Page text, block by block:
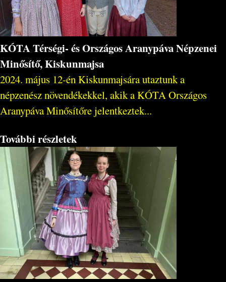
KÓTA Térségi- és Országos Aranypáva Népzenei
Minősítő, Kiskunmajsa
2024. május 12-én Kiskunmajsára utaztunk a
népzenész növendékekkel, akik a KÓTA Országos
Aranypáva Minősítőre jelentkeztek...
További részletek